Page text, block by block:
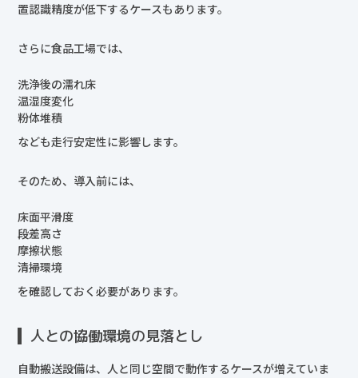
置認識精度が低下するケースもあります。
さらに食品工場では、
洗浄後の濡れ床
温湿度変化
粉体堆積
なども走行安定性に影響します。
そのため、導入前には、
床面平滑度
段差高さ
摩擦状態
清掃環境
を確認しておく必要があります。
人との協働環境の見落とし
自動搬送設備は、人と同じ空間で動作するケースが増えていま